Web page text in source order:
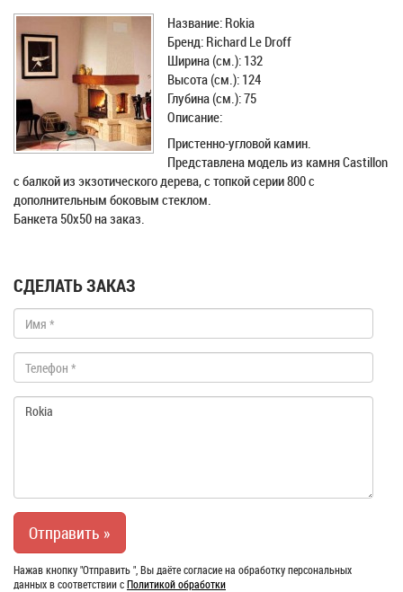
Название: Rokia
Бренд: Richard Le Droff
Ширина (см.): 132
Высота (см.): 124
Глубина (см.): 75
Описание:
Пристенно-угловой камин.
Представлена модель из камня Castillon
с балкой из экзотического дерева, с топкой серии 800 с
дополнительным боковым стеклом.
Банкета 50х50 на заказ.
СДЕЛАТЬ ЗАКАЗ
Нажав кнопку "Отправить ", Вы даёте согласие на обработку персональных
данных в соответствии сПолитикой обработки